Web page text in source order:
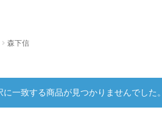
森下信
に一致する商品が見つかりませんでした。